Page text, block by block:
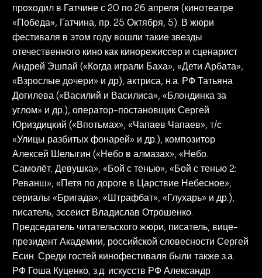
проходил в Гатчине с 20 по 26 апреля (кинотеатре
«Победа», Гатчина, пр. 25 Октября, 5). В жюри
фестиваля в этом году вошли такие звезды
отечественного кино как кинорежиссер и сценарист
Андрей Эшпай («Когда играли Баха», «Дети Арбата»,
«Взрослые дочери» и др), актриса, н.а. РФ Татьяна
Догилева («Василий и Василиса», «Блондинка за
углом» и др.), оператор-постановщик Сергей
Юриздицкий («Впотьмах», «Чапаев Чапаев», т/с
«Улицы разбитых фонарей» и др.), композитор
Алексей Шелыгин («Небо в алмазах», «Небо.
Самолёт. Девушка», «Бой с тенью», «Бой с тенью 2:
Реванш», «Петя по дороге в Царствие Небесное»,
сериалы «Бригада», «Штрафбат», «Глухарь» и др.),
писатель, эссеист Владислав Отрошенко.
Председатель читательского жюри, писатель, вице-
президент Академии, российской словесности Сергей
Есин. Среди гостей кинофестиваля были также з.а.
РФ Гоша Куценко, з.д. искусств РФ Александр